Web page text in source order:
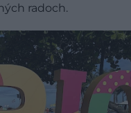
radoch.